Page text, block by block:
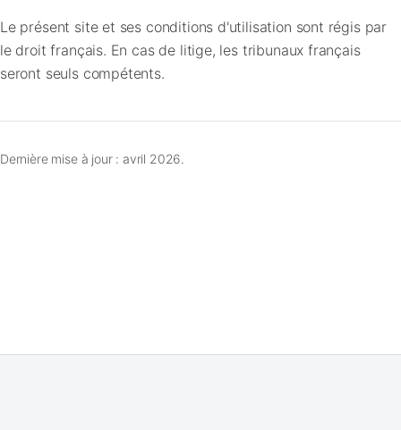
Le présent site et ses conditions d'utilisation sont régis par
le droit français. En cas de litige, les tribunaux français
seront seuls compétents.
Dernière mise à jour : avril 2026.